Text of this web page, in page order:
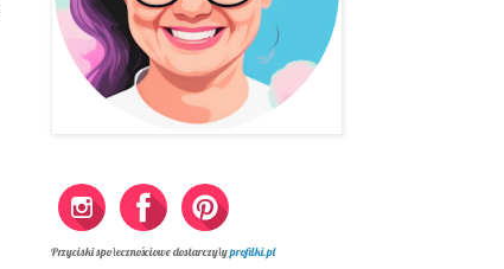
Przyciski społecznościowe dostarczyłyprofilki.pl